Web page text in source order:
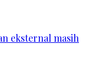
eksternal masih